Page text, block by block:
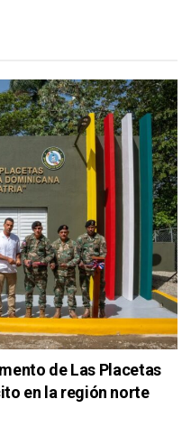
de Las Placetas
en la región norte